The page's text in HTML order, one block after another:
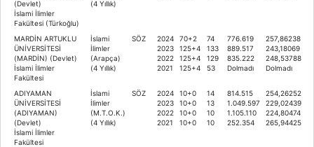
(Devlet)
İslami İlimler
Fakültesi (Türkoğlu)
(4 Yıllık)
MARDİN ARTUKLU
ÜNİVERSİTESİ
(MARDİN) (Devlet)
İslami İlimler
Fakültesi
İslami
İlimler
(Arapça)
(4 Yıllık)
SÖZ
2024
2023
2022
2021
70+2
125+4
125+4
125+4
74
133
129
53
776.619
889.517
835.222
Dolmadı
257,86238
243,18069
248,53788
Dolmadı
ADIYAMAN
ÜNİVERSİTESİ
(ADIYAMAN)
(Devlet)
İslami İlimler
Fakültesi
İslami
İlimler
(M.T.O.K.)
(4 Yıllık)
SÖZ
2024
2023
2022
2021
10+0
10+0
10+0
10+0
14
13
10
10
814.515
1.049.597
1.105.110
252.354
254,26252
229,02439
224,80474
265,94425